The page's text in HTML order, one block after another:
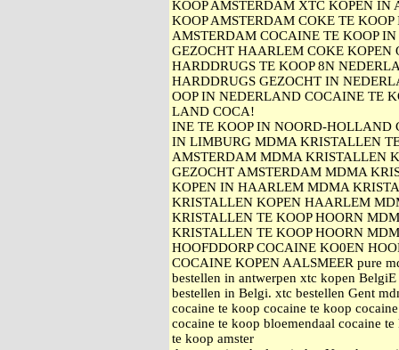
KOOP AMSTERDAM XTC KOPEN
KOOP AMSTERDAM COKE TE
AMSTERDAM COCAINE TE KOOP
GEZOCHT HAARLEM COKE
HARDDRUGS TE KOOP 8N
HARDDRUGS GEZOCHT IN
OOP IN NEDERLAND COCAINE TE
LAND COCA!
INE TE KOOP IN NOORD-HOLLAND
IN LIMBURG MDMA KRISTALLEN
AMSTERDAM MDMA KRISTALLEN
GEZOCHT AMSTERDAM MDMA
KOPEN IN HAARLEM MDMA
KRISTALLEN KOPEN HAARLEM
KRISTALLEN TE KOOP HOORN
KRISTALLEN TE KOOP HOORN
HOOFDDORP COCAINE KO0EN
COCAINE KOPEN AALSMEER pure
bestellen in antwerpen xtc kopen
bestellen in Belgi. xtc bestellen Gent
cocaine te koop cocaine te koop
cocaine te koop bloemendaal cocaine
te koop amster